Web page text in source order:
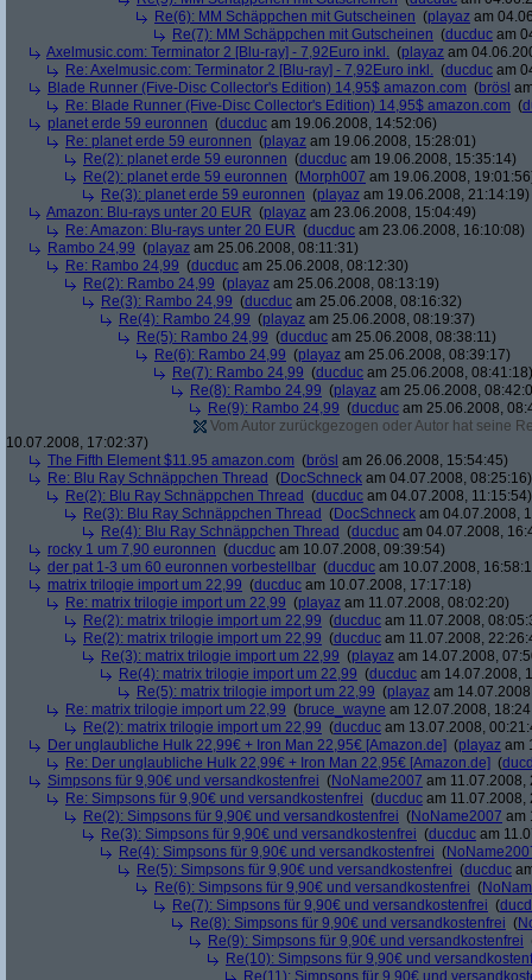
Re(6): MM Schäppchen mit Gutscheinen (playaz am
Re(7): MM Schäppchen mit Gutscheinen (ducduc am
Axelmusic.com: Terminator 2 [Blu-ray] - 7,92Euro inkl. (playaz am
Re: Axelmusic.com: Terminator 2 [Blu-ray] - 7,92Euro inkl. (ducduc am
Blade Runner (Five-Disc Collector's Edition) 14,95$ amazon.com (brösl
Re: Blade Runner (Five-Disc Collector's Edition) 14,95$ amazon.com (
planet erde 59 euronnen (ducduc am 19.06.2008, 14:52:06)
Re: planet erde 59 euronnen (playaz am 19.06.2008, 15:28:01)
Re(2): planet erde 59 euronnen (ducduc am 19.06.2008, 15:35:14)
Re(2): planet erde 59 euronnen (Morph007 am 19.06.2008,
Re(3): planet erde 59 euronnen (playaz am 19.06.2008, 21:14:19)
Amazon: Blu-rays unter 20 EUR (playaz am 23.06.2008, 15:04:49)
Re: Amazon: Blu-rays unter 20 EUR (ducduc am 23.06.2008, 16:10:08)
Rambo 24,99 (playaz am 25.06.2008, 08:11:31)
Re: Rambo 24,99 (ducduc am 25.06.2008, 08:12:30)
Re(2): Rambo 24,99 (playaz am 25.06.2008, 08:13:19)
Re(3): Rambo 24,99 (ducduc am 25.06.2008, 08:16:32)
Re(4): Rambo 24,99 (playaz am 25.06.2008, 08:19:37)
Re(5): Rambo 24,99 (ducduc am 25.06.2008, 08:38:11)
Re(6): Rambo 24,99 (playaz am 25.06.2008, 08:39:17)
Re(7): Rambo 24,99 (ducduc am 25.06.2008, 08:41:18)
Re(8): Rambo 24,99 (playaz am 25.06.2008,
Re(9): Rambo 24,99 (ducduc am 25.06.2008,
Vom Autor zurückgezogen oder Autor hat seine
10.07.2008, 17:02:37)
The Fifth Element $11.95 amazon.com (brösl am 26.06.2008, 15:54:45)
Re: Blu Ray Schnäppchen Thread (DocSchneck am 04.07.2008, 08:25:16)
Re(2): Blu Ray Schnäppchen Thread (ducduc am 04.07.2008, 11:15:54)
Re(3): Blu Ray Schnäppchen Thread (DocSchneck am 04.07.2008,
Re(4): Blu Ray Schnäppchen Thread (ducduc am 04.07.2008,
rocky 1 um 7,90 euronnen (ducduc am 10.07.2008, 09:39:54)
der pat 1-3 um 60 euronnen vorbestellbar (ducduc am 10.07.2008,
matrix trilogie import um 22,99 (ducduc am 10.07.2008, 17:17:18)
Re: matrix trilogie import um 22,99 (playaz am 11.07.2008, 08:02:20)
Re(2): matrix trilogie import um 22,99 (ducduc am 11.07.2008,
Re(2): matrix trilogie import um 22,99 (ducduc am 11.07.2008,
Re(3): matrix trilogie import um 22,99 (playaz am 14.07.2008,
Re(4): matrix trilogie import um 22,99 (ducduc am 14.07.2008,
Re(5): matrix trilogie import um 22,99 (playaz am
Re: matrix trilogie import um 22,99 (bruce_wayne am 12.07.2008,
Re(2): matrix trilogie import um 22,99 (ducduc am 13.07.2008,
Der unglaubliche Hulk 22,99€ + Iron Man 22,95€ [Amazon.de] (playaz am
Re: Der unglaubliche Hulk 22,99€ + Iron Man 22,95€ [Amazon.de] (
Simpsons für 9,90€ und versandkostenfrei (NoName2007 am 11.07.2008,
Re: Simpsons für 9,90€ und versandkostenfrei (ducduc am 11.07.2008,
Re(2): Simpsons für 9,90€ und versandkostenfrei (NoName2007 am
Re(3): Simpsons für 9,90€ und versandkostenfrei (ducduc am
Re(4): Simpsons für 9,90€ und versandkostenfrei (
Re(5): Simpsons für 9,90€ und versandkostenfrei (ducduc
Re(6): Simpsons für 9,90€ und versandkostenfrei (
Re(7): Simpsons für 9,90€ und versandkostenfrei (
Re(8): Simpsons für 9,90€ und versandkostenfrei (
Re(9): Simpsons für 9,90€ und versandkostenfrei
Re(10): Simpsons für 9,90€ und
Re(11): Simpsons für 9,90€ und